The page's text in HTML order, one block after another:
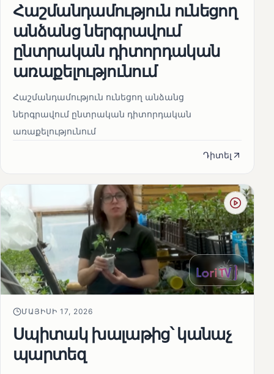
Հաշմանդամություն ունեցող
անձանց ներգրավում
ընտրական դիտորդական
առաքելությունում
Հաշմանդամություն ունեցող անձանց
ներգրավում ընտրական դիտորդական
առաքելությունում
Դիտել
ՄԱՅԻՍԻ 17, 2026
Սպիտակ խալաթից՝ կանաչ
պարտեզ